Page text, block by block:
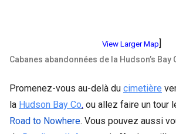
View Larger Map]
Cabanes abandonnées de la Hudson’s Bay
Promenez-vous au-delà du cimetière
la Hudson Bay Co. ou allez faire un tour
Road to Nowhere. Vous pouvez aussi